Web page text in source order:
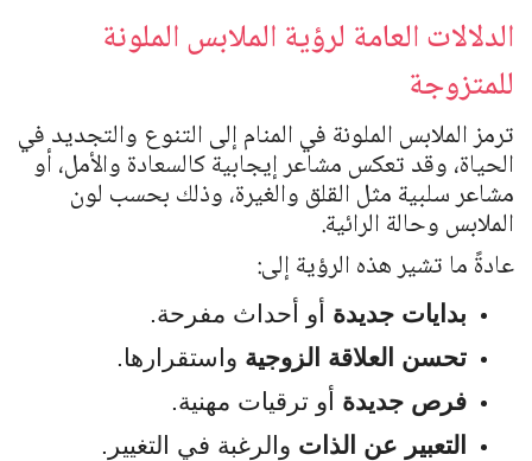
الدلالات العامة لرؤية الملابس الملونة
للمتزوجة
ترمز الملابس الملونة في المنام إلى التنوع والتجديد في
الحياة، وقد تعكس مشاعر إيجابية كالسعادة والأمل، أو
مشاعر سلبية مثل القلق والغيرة، وذلك بحسب لون
الملابس وحالة الرائية.
عادةً ما تشير هذه الرؤية إلى:
بدايات جديدة أو أحداث مفرحة.
تحسن العلاقة الزوجية واستقرارها.
فرص جديدة أو ترقيات مهنية.
التعبير عن الذات والرغبة في التغيير.